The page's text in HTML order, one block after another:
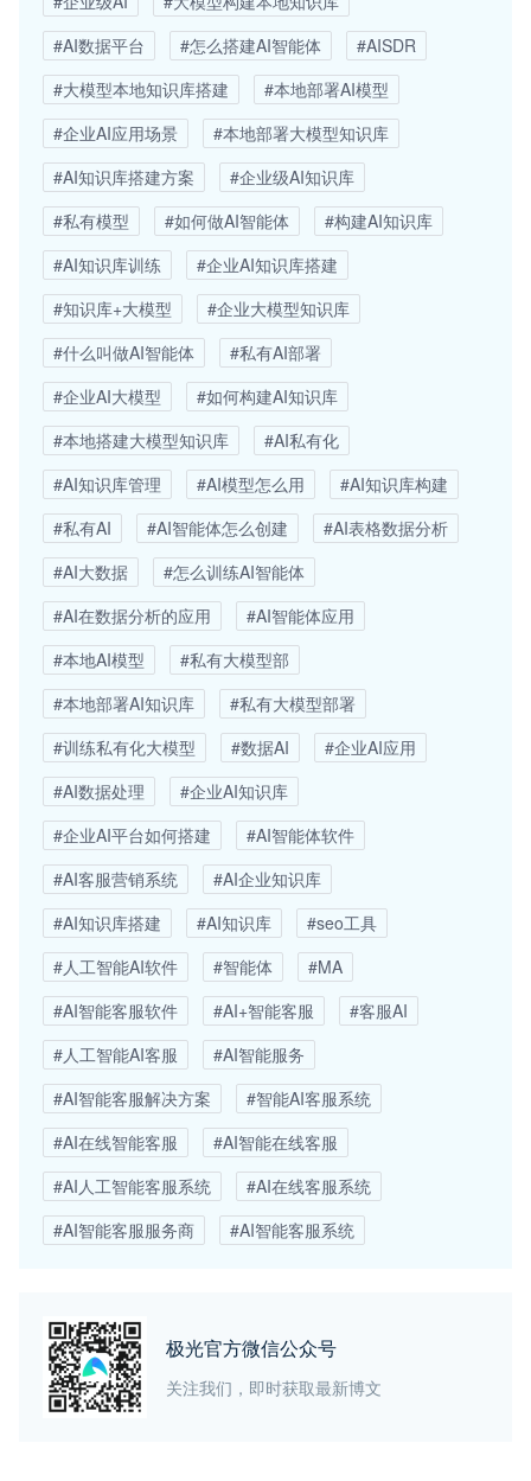
#AI数据平台
#怎么搭建AI智能体
#AISDR
#大模型本地知识库搭建
#本地部署AI模型
#企业AI应用场景
#本地部署大模型知识库
#AI知识库搭建方案
#企业级AI知识库
#私有模型
#如何做AI智能体
#构建AI知识库
#AI知识库训练
#企业AI知识库搭建
#知识库+大模型
#企业大模型知识库
#什么叫做AI智能体
#私有AI部署
#企业AI大模型
#如何构建AI知识库
#本地搭建大模型知识库
#AI私有化
#AI知识库管理
#AI模型怎么用
#AI知识库构建
#私有AI
#AI智能体怎么创建
#AI表格数据分析
#AI大数据
#怎么训练AI智能体
#AI在数据分析的应用
#AI智能体应用
#本地AI模型
#私有大模型部
#本地部署AI知识库
#私有大模型部署
#训练私有化大模型
#数据AI
#企业AI应用
#AI数据处理
#企业AI知识库
#企业AI平台如何搭建
#AI智能体软件
#AI客服营销系统
#AI企业知识库
#AI知识库搭建
#AI知识库
#seo工具
#人工智能AI软件
#智能体
#MA
#AI智能客服软件
#AI+智能客服
#客服AI
#人工智能AI客服
#AI智能服务
#AI智能客服解决方案
#智能AI客服系统
#AI在线智能客服
#AI智能在线客服
#AI人工智能客服系统
#AI在线客服系统
#AI智能客服服务商
#AI智能客服系统
极光官方微信公众号
关注我们，即时获取最新博文